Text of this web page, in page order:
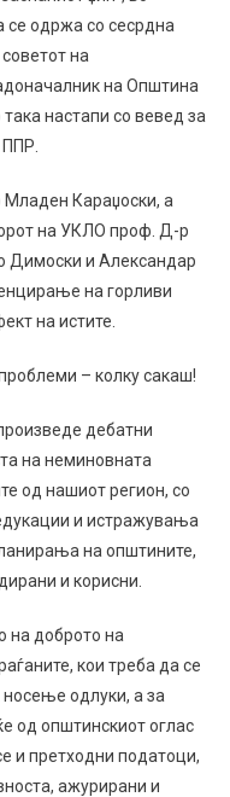
се одржа со сесрдна
на
на Општина
настапи со вевед за
Караџоски, а
на УКЛО проф. Д-р
Димоски и Александар
на горливи
на истите.
– колку сакаш!
дебатни
на неминовната
од нашиот регион, со
и истражувања
на општините,
и корисни.
на доброто на
кои треба да се
одлуки, а за
од општинскиот оглас
и претходни податоци,
ажурирани и